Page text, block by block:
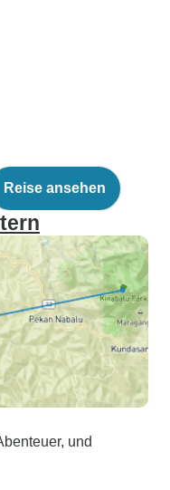
Reise ansehen
und